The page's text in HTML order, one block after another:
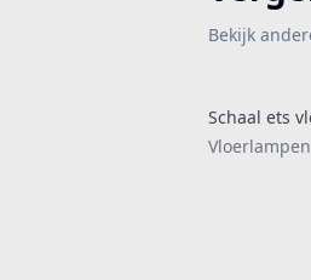
Bekijk
Schaal ets
Vloerlampen